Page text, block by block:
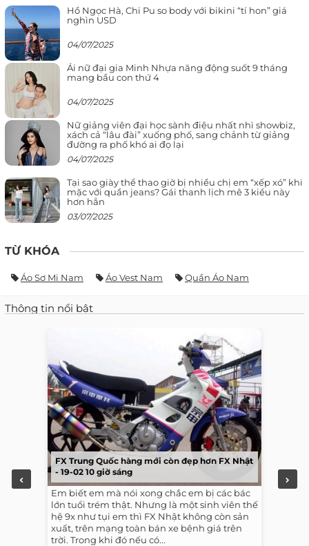
Hồ Ngọc Hà, Chi Pu so body với bikini “tí hon” giá
nghìn USD
04/07/2025
Ái nữ đại gia Minh Nhựa năng động suốt 9 tháng
mang bầu con thứ 4
04/07/2025
Nữ giảng viên đại học sành điệu nhất nhì showbiz,
xách cả “lâu đài” xuống phố, sang chảnh từ giảng
đường ra phố khó ai đọ lại
04/07/2025
Tại sao giày thể thao giờ bị nhiều chị em “xếp xó” khi
mặc với quần jeans? Gái thanh lịch mê 3 kiểu này
hơn hẳn
03/07/2025
TỪ KHÓA
Áo Sơ Mi Nam Áo Vest Nam Quần Áo Nam
Thông tin nổi bật
FX Trung Quốc hàng mới còn đẹp hơn FX Nhật
- 19-02 10 giờ sáng
Em biết em mà nói xong chắc em bị các bác
lớn tuổi trém thật. Nhưng là một sinh viên thế
hệ 9x như tụi em thì FX Nhật không còn sản
xuất, trên mạng toàn bán xe bệnh giá trên
trời. Trong khi đó nếu có...